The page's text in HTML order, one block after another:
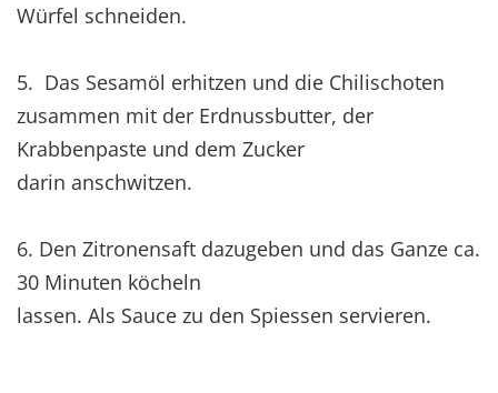
Würfel schneiden.
5. Das Sesamöl erhitzen und die Chilischoten
zusammen mit der Erdnussbutter, der
Krabbenpaste und dem Zucker
darin anschwitzen.
6. Den Zitronensaft dazugeben und das Ganze ca.
30 Minuten köcheln
lassen. Als Sauce zu den Spiessen servieren.